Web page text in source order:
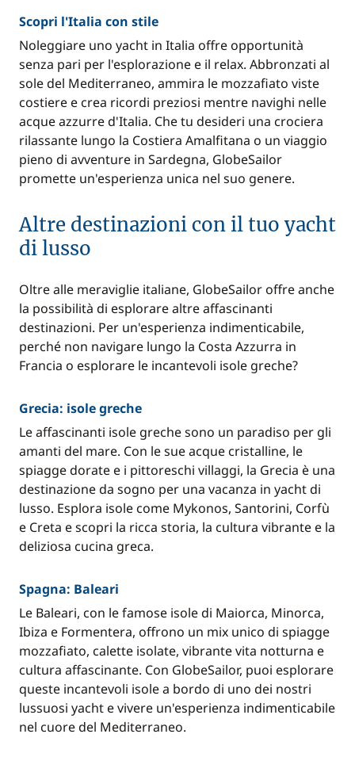
Scopri l'Italia con stile
Noleggiare uno yacht in Italia offre opportunità
senza pari per l'esplorazione e il relax. Abbronzati al
sole del Mediterraneo, ammira le mozzafiato viste
costiere e crea ricordi preziosi mentre navighi nelle
acque azzurre d'Italia. Che tu desideri una crociera
rilassante lungo la Costiera Amalfitana o un viaggio
pieno di avventure in Sardegna, GlobeSailor
promette un'esperienza unica nel suo genere.
Altre destinazioni con il tuo yacht
di lusso
Oltre alle meraviglie italiane, GlobeSailor offre anche
la possibilità di esplorare altre affascinanti
destinazioni. Per un'esperienza indimenticabile,
perché non navigare lungo la Costa Azzurra in
Francia o esplorare le incantevoli isole greche?
Grecia: isole greche
Le affascinanti isole greche sono un paradiso per gli
amanti del mare. Con le sue acque cristalline, le
spiagge dorate e i pittoreschi villaggi, la Grecia è una
destinazione da sogno per una vacanza in yacht di
lusso. Esplora isole come Mykonos, Santorini, Corfù
e Creta e scopri la ricca storia, la cultura vibrante e la
deliziosa cucina greca.
Spagna: Baleari
Le Baleari, con le famose isole di Maiorca, Minorca,
Ibiza e Formentera, offrono un mix unico di spiagge
mozzafiato, calette isolate, vibrante vita notturna e
cultura affascinante. Con GlobeSailor, puoi esplorare
queste incantevoli isole a bordo di uno dei nostri
lussuosi yacht e vivere un'esperienza indimenticabile
nel cuore del Mediterraneo.